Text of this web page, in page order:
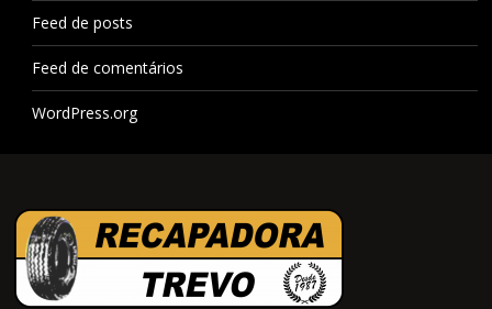
Feed de posts
Feed de comentários
WordPress.org